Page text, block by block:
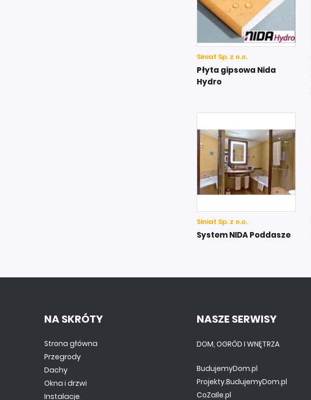
Siniat Sp. z o.o.
Płyta gipsowa Nida
Hydro
Siniat Sp. z o.o.
System NIDA Poddasze
NA SKRÓTY
Strona główna
Przegrody
Dachy
Okna i drzwi
Instalacje
NASZE SERWISY
DOM, OGRÓD I WNĘTRZA
BudujemyDom.pl
Projekty.BudujemyDom.pl
CoZaIle.pl